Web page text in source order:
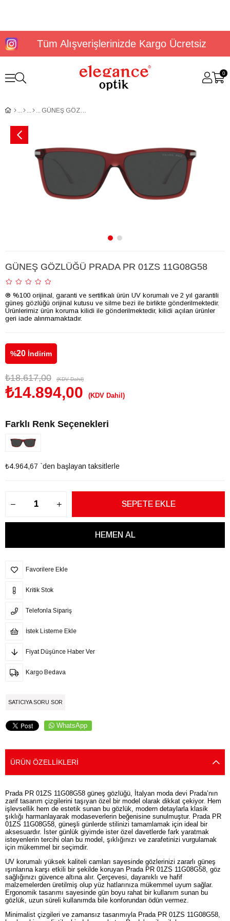
Tüm Alışverişlerinizde Kargo Ücretsiz
0
GÜNEŞ GÖZLÜĞÜ PRADA PR 01ZS 11G08G58
GÜNEŞ GÖZLÜĞÜ PRADA PR 01ZS 11G08G58
® %100 orijinal, garanti ve sertifikalı ürün UV korumalı ve 2 yıl garantili
güneş gözlüğü orijinal kutusu ve silme bezi ile birlikte gönderilmektedir.
Ürünlerimiz ürün koruma kilidi ile gönderilmektedir, kilidi açılan ürünler
geri iade alınmamaktadır.
%20 İndirim
₺18.617,00 (KDV Dahil)
₺14.894,00 (KDV Dahil)
Farklı Renk Seçenekleri
₺4.964,67 `den başlayan taksitlerle
Favorilere Ekle
Kritik Stok
Telefonla Sipariş
İstek Listeme Ekle
Fiyat Düşünce Haber Ver
Kargo Bedava
SATICIYA SORU SOR
WhatsApp
ÜRÜN ÖZELLIKLERI
Prada PR 01ZS 11G08G58 güneş gözlüğü, İtalyan moda devi Prada’nın
zarif tasarım çizgilerini taşıyan özel bir model olarak dikkat çekiyor. Hem
işlevsellik hem de estetik sunan bu gözlük, modern detaylarla klasik
şıklığı harmanlayarak modaseverlerin beğenisine sunulmuştur. Prada PR
01ZS 11G08G58, güneşli günlerde stilinizi tamamlamak için ideal bir
aksesuardır. İster günlük giyimde ister özel davetlerde fark yaratmak
isteyenlerin tercihi olan bu model, şıklığınızı ve zarafetinizi vurgulamak
için mükemmel bir seçimdir.
UV korumalı yüksek kaliteli camları sayesinde gözlerinizi zararlı güneş
ışınlarına karşı etkili bir şekilde koruyan Prada PR 01ZS 11G08G58, göz
sağlığınızı güvence altına alır. Çerçevesi, dayanıklı ve hafif
malzemelerden üretilmiş olup yüz hatlarınıza mükemmel uyum sağlar.
Ergonomik tasarımı sayesinde gün boyu rahat bir kullanım sunan bu
gözlük, uzun süreli kullanımda bile konforundan ödün vermez.
Minimalist çizgileri ve zamansız tasarımıyla Prada PR 01ZS 11G08G58,